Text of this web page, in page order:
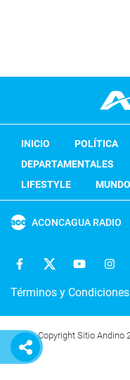
INICIO POLÍTICA
DEPARTAMENTALES
LIFESTYLE
MUNDO
ACONCAGUA RADIO
Términos y Condiciones
Copyright Sitio Andino